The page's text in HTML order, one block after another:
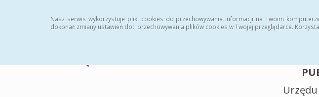
Nasz serwis wykorzystuje pliki cookies do przechowywania informacji na Twoim
dokonać zmiany ustawień dot. przechowywania plików cookies w Twojej przeglądarce.